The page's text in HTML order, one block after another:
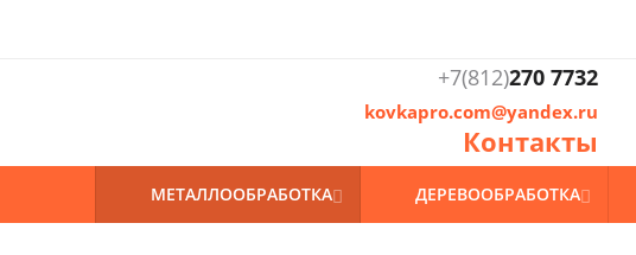
+7(812)270 7732
kovkapro.com@yandex.ru
Контакты
МЕТАЛЛООБРАБОТКА ДЕРЕВООБРАБОТКА